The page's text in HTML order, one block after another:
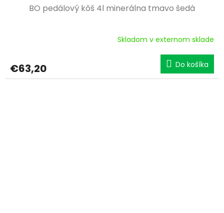
BO pedálový kôš 4l minerálna tmavo šedá
Skladom v externom sklade
€63,20 Do košíka